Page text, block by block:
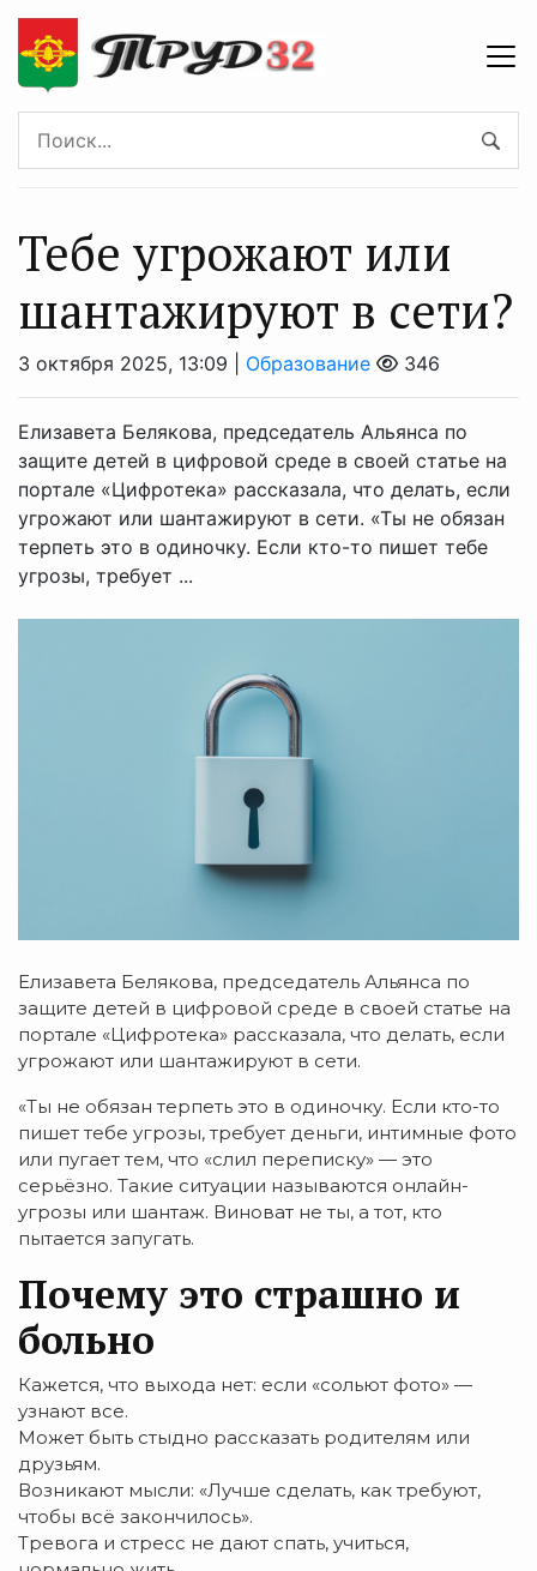
Тебе угрожают или
шантажируют в сeти?
3 октября 2025, 13:09 | Образование 346
Елизавета Белякова, председатель Альянса по
защите детей в цифровой среде в своей статье на
портале «Цифротека» рассказала, что делать, если
угрожают или шантажируют в сети. «Ты не обязан
терпеть это в одиночку. Если кто-то пишет тебе
угрозы, требует ...
Елизавета Белякова, председатель Альянса по
защите детей в цифровой среде в своей статье на
портале «Цифротека» рассказала, что делать, если
угрожают или шантажируют в сети.
«Ты не обязан терпеть это в одиночку. Если кто-то
пишет тебе угрозы, требует деньги, интимные фото
или пугает тем, что «слил переписку» — это
серьёзно. Такие ситуации называются онлайн-
угрозы или шантаж. Виноват не ты, а тот, кто
пытается запугать.
Почему это страшно и
больно
Кажется, что выхода нет: если «сольют фото» —
узнают все.
Может быть стыдно рассказать родителям или
друзьям.
Возникают мысли: «Лучше сделать, как требуют,
чтобы всё закончилось».
Тревога и стресс не дают спать, учиться,